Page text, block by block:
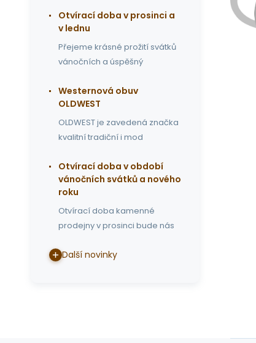
Otvírací doba v prosinci a
v lednu
Přejeme krásné prožití svátků
vánočních a úspěšný
Westernová obuv
OLDWEST
OLDWEST je zavedená značka
kvalitní tradiční i mod
Otvírací doba v období
vánočních svátků a nového
roku
Otvírací doba kamenné
prodejny v prosinci bude nás
Další novinky